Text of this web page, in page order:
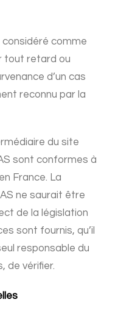
considéré comme
tout retard ou
d’un cas
reconnu par la
du site
sont conformes à
France. La
ne saurait être
de la législation
sont fournis, qu’il
responsable du
de vérifier.